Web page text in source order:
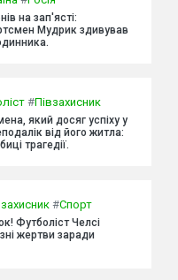
на зап'ясті:
Мудрик здивував
#Півзахисник
який досяг успіху у
від його житла:
трагедії.
#Спорт
Футболіст Челсі
жертви заради